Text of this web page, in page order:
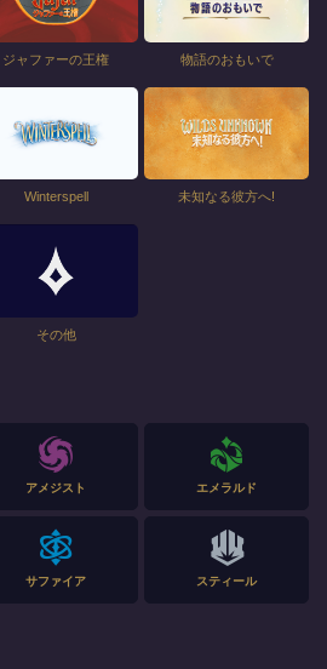
ジャファーの王権 物語のおもいで
Winterspell 未知なる彼方へ!
その他
アメジスト エメラルド
サファイア スティール